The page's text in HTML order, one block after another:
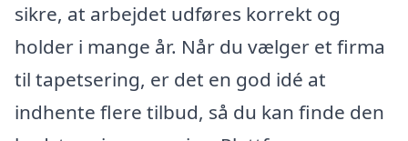
sikre, at arbejdet udføres korrekt og
holder i mange år. Når du vælger et firma
til tapetsering, er det en god idé at
indhente flere tilbud, så du kan finde den